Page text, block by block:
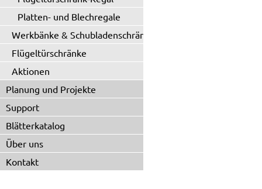
Platten- und Blechregale
Werkbänke & Schubladenschränke
Flügeltürschränke
Aktionen
Planung und Projekte
Support
Blätterkatalog
Über uns
Kontakt